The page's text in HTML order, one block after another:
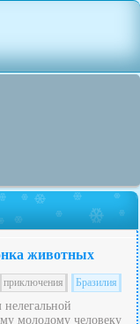
животных
приключения Бразилия
молодому человеку